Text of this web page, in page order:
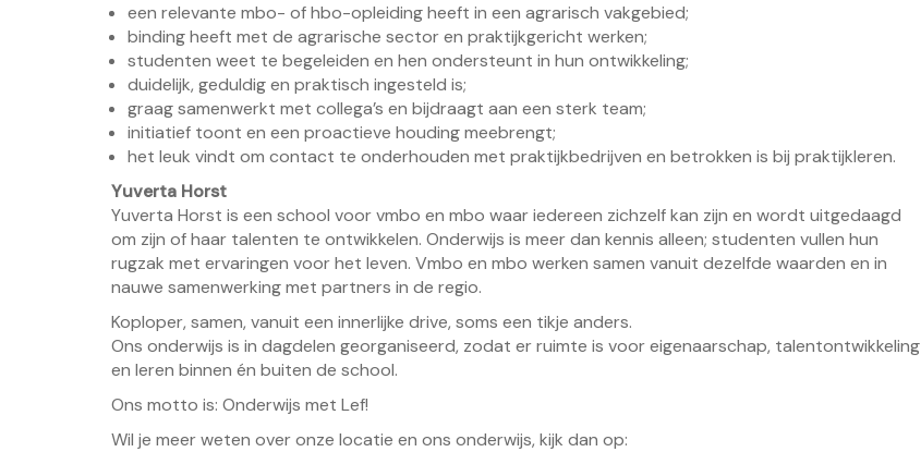
een relevante mbo- of hbo-opleiding heeft in een agrarisch vakgebied;
binding heeft met de agrarische sector en praktijkgericht werken;
studenten weet te begeleiden en hen ondersteunt in hun ontwikkeling;
duidelijk, geduldig en praktisch ingesteld is;
graag samenwerkt met collega’s en bijdraagt aan een sterk team;
initiatief toont en een proactieve houding meebrengt;
het leuk vindt om contact te onderhouden met praktijkbedrijven en betrokken is bij praktijkleren.
Yuverta Horst
Yuverta Horst is een school voor vmbo en mbo waar iedereen zichzelf kan zijn en wordt uitgedaagd
om zijn of haar talenten te ontwikkelen. Onderwijs is meer dan kennis alleen; studenten vullen hun
rugzak met ervaringen voor het leven. Vmbo en mbo werken samen vanuit dezelfde waarden en in
nauwe samenwerking met partners in de regio.
Koploper, samen, vanuit een innerlijke drive, soms een tikje anders.
Ons onderwijs is in dagdelen georganiseerd, zodat er ruimte is voor eigenaarschap, talentontwikkeling
en leren binnen én buiten de school.
Ons motto is: Onderwijs met Lef!
Wil je meer weten over onze locatie en ons onderwijs, kijk dan op: